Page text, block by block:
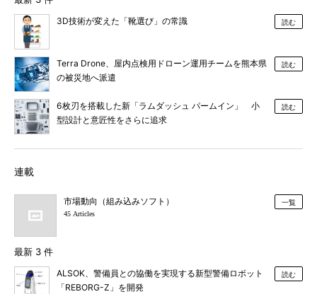
3D技術が変えた「靴選び」の常識 読む
Terra Drone、屋内点検用ドローン運用チームを熊本県
の被災地へ派遣
読む
6枚刃を搭載した新「ラムダッシュ パームイン」 小
型設計と意匠性をさらに追求
読む
連載
市場動向（組み込みソフト）
45 Articles
一覧
最新 3 件
ALSOK、警備員との協働を実現する新型警備ロボット
「REBORG-Z」を開発
読む